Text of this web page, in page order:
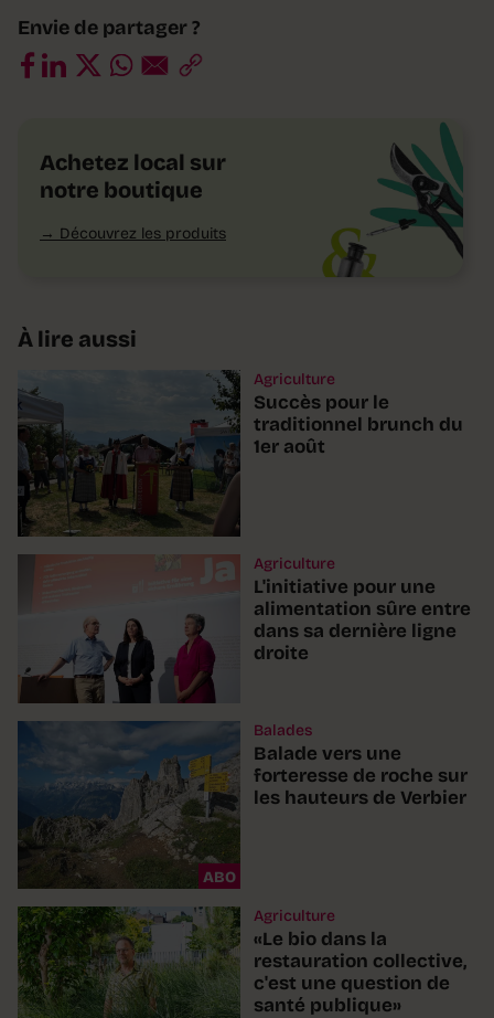
Envie de partager ?
Achetez local sur
notre boutique
Découvrez les produits
À lire aussi
Agriculture
Succès pour le
traditionnel brunch du
1er août
Agriculture
L'initiative pour une
alimentation sûre entre
dans sa dernière ligne
droite
ABO
Balades
Balade vers une
forteresse de roche sur
les hauteurs de Verbier
Agriculture
«Le bio dans la
restauration collective,
c'est une question de
santé publique»